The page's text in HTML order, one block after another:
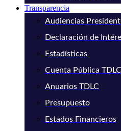
Transparencia
Audiencias
Declaración de
Estadísticas
Cuenta Pública TDLC
Anuarios TDLC
Presupuesto
Estados Financieros